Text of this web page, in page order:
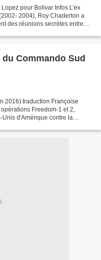
pour Bolivar Infos L'ex
2004), Roy Chaderton a
des réunions secrètes entre
Commando Sud
2016) traduction Françoise
Freedom-1 et 2,
d'Amérique contre la